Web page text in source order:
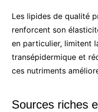
Les lipides de qualité
renforcent son
en particulier, limitent
transépidermique et
ces nutriments
Sources riches